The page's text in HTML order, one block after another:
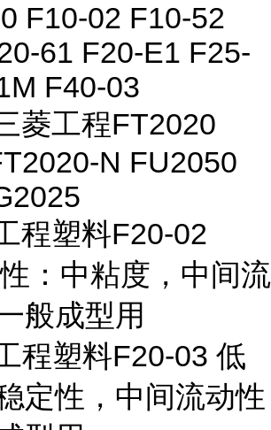
F10-02 F10-52
61 F20-E1 F25-
F40-03
菱工程FT2020
N FU2050
程塑料F20-02
：中粘度，中间流
般成型用
程塑料F20-03 低
定性，中间流动性